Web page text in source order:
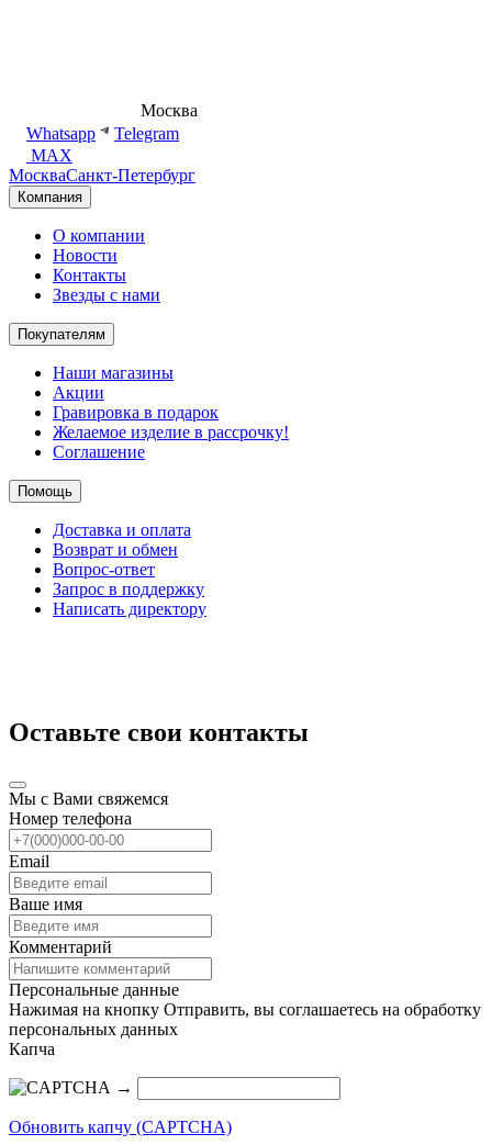
Москва
Whatsapp
Telegram
MAX
МоскваСанкт-Петербург
Компания
О компании
Новости
Контакты
Звезды с нами
Покупателям
Наши магазины
Акции
Гравировка в подарок
Желаемое изделие в рассрочку!
Соглашение
Помощь
Доставка и оплата
Возврат и обмен
Вопрос-ответ
Запрос в поддержку
Написать директору
Оставьте свои контакты
Мы с Вами свяжемся
Номер телефона
Email
Ваше имя
Комментарий
Персональные данные
Нажимая на кнопку Отправить, вы соглашаетесь на обработку
персональных данных
Капча
→
Обновить капчу (CAPTCHA)